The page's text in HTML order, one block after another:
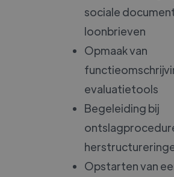
sociale
loonbrieven
Opmaak van
evaluatietools
Begeleiding bij
Opstarten van